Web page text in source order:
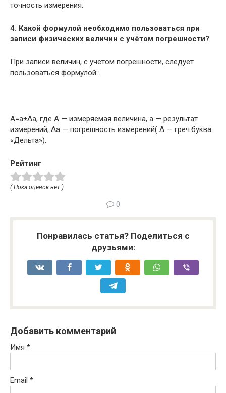
точность измерения.
4. Какой формулой необходимо пользоваться при
записи физических величин с учётом погрешности?
При записи величин, с учетом погрешности, следует
пользоваться формулой:
А=а±Δа, где A — измеряемая величина, а — результат
измерений, Δа — погрешность измерений( Δ — греч.буква
«Дельта»).
Рейтинг
( Пока оценок нет )
0
Понравилась статья? Поделиться с
друзьями:
Добавить комментарий
Имя *
Email *